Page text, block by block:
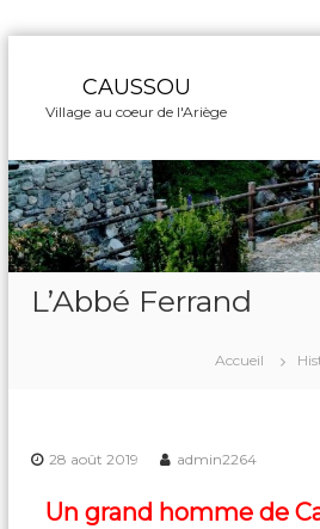
a
u
c
o
n
CAUSSOU
Village au coeur de l'Ariège
L’Abbé Ferrand
Accueil
28 août 2019 admin2264
Un grand homme de